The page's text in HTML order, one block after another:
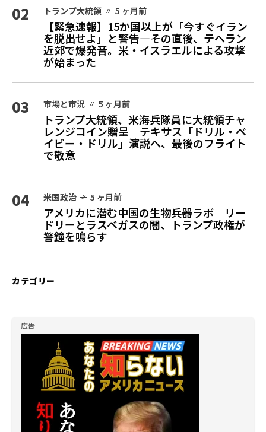
02 トランプ大統領 5 ヶ月前
【緊急速報】15か国以上が「今すぐイラン
を脱出せよ」と警告—その直後、テヘラン
近郊で爆発音。米・イスラエルによる攻撃
が始まった
03 市場と市況 5 ヶ月前
トランプ大統領、米海兵隊員に大統領チャ
レンジコイン贈呈 テキサス「ドリル・ベ
イビー・ドリル」演説へ、最後のフライト
で敬意
04 米国政治 5 ヶ月前
アメリカに潜む中国の生物兵器ラボ リー
ドリーとラスベガスの闇、トランプ政権が
警鐘を鳴らす
カテゴリー
広告